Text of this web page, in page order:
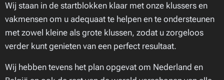
Wij staan in de startblokken klaar met onze klussers en
vakmensen om u adequaat te helpen en te ondersteunen
met zowel kleine als grote klussen, zodat u zorgeloos
verder kunt genieten van een perfect resultaat.
Wij hebben tevens het plan opgevat om Nederland en